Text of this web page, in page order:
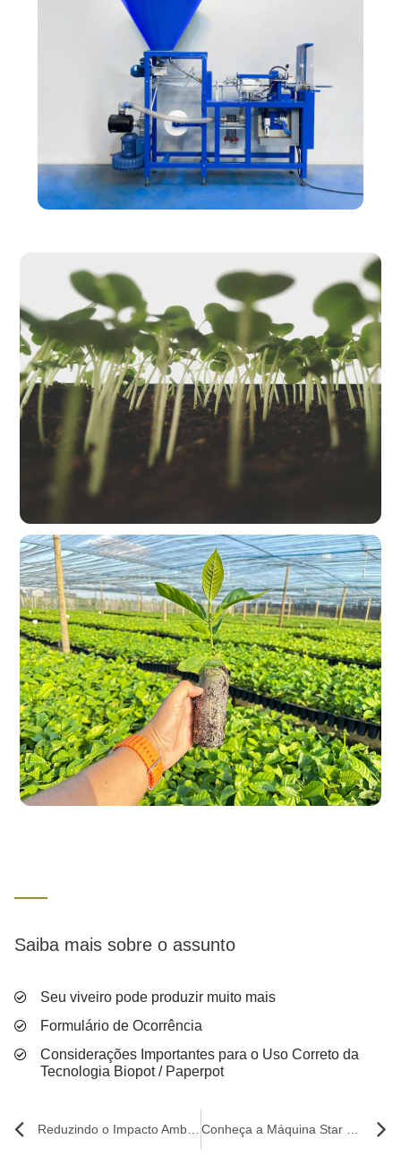
Saiba mais sobre o assunto
Seu viveiro pode produzir muito mais
Formulário de Ocorrência
Considerações Importantes para o Uso Correto da
Tecnologia Biopot / Paperpot
Reduzindo o Impacto Ambiental na Agricultura: O Papel do Biopot Khrin Conheça a Máquina Star Khrin para Biopot